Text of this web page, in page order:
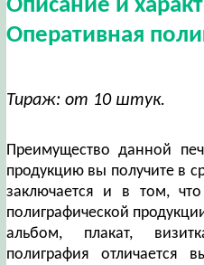
Описание и
Оперативная
Тираж: от 10 штук.
Преимущество данной
продукцию вы получите в
заключается и в том,
полиграфической
альбом, плакат,
полиграфия отличается